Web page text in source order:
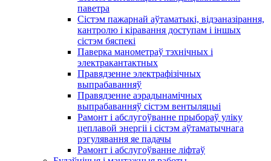
паветра
Сістэм пажарнай аўтаматыкі, відэаназірання,
кантролю і кіравання доступам і іншых
сістэм бяспекі
Паверка манометраў тэхнічных і
электракантактных
Правядзенне электрафізічных
выпрабаванняў
Правядзенне аэрадынамічных
выпрабаванняў сістэм вентыляцыі
Рамонт і абслугоўванне прыбораў уліку
цеплавой энергіі і сістэм аўтаматычнага
рэгулявання яе падачы
Рамонт і абслугоўванне ліфтаў